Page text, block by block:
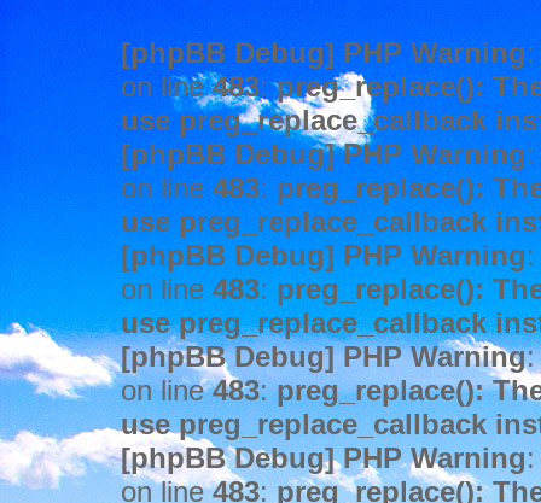
[phpBB Debug] PHP Warning
on line483:preg_replace():
use preg_replace_callback
[phpBB Debug] PHP Warning
on line 483: preg_replace():
use preg_replace_callback
[phpBB Debug] PHP Warning
on line 483: preg_replace():
use preg_replace_callback
[phpBB Debug] PHP Warning:
on line483:preg_replace():
use preg_replace_callback
[phpBB Debug] PHP Warning
on line483: preg_replace():